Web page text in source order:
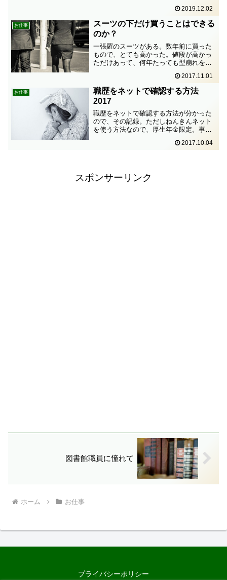
書と、他に数通の紙が入っている。なん
じゃこりゃ？？？丁重なお詫び！「雇用
保険の追加給付に関...
2019.12.02
お仕事
スーツの下だけ買うことはできる
のか？
一張羅のスーツがある。数年前に買った
もので、とても高かった。値段が高かっ
ただけあって、何年たっても型崩れをし
があって、オフィスカジュアルだった
り、服装自由、つまりジーンズOKという
職場もあった。それでも、...
2017.11.01
お仕事
職歴をネットで確認する方法
2017
職歴をネットで確認する方法が分かった
ので、その記録。ただしねんきんネット
を使う方法なので、厚生年金限定。事前
ザIDとパスワードを取得する。「新規登
2017.10.04
スポンサーリンク
図書館職員に憧れて
ホーム お仕事
プライバシーポリシー